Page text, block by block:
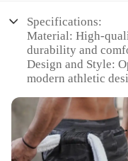
Specifications:
Material: High-
durability and
Design and Style:
modern athletic
casual wear
Performance and
wick away
Shape or Size or